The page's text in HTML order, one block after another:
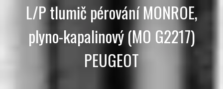
L/P tlumič pérování MONROE,
plyno-kapalinový (MO G2217)
PEUGEOT